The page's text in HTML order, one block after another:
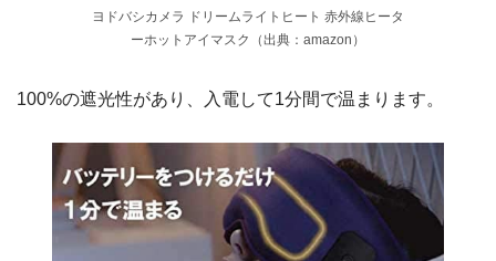
ヨドバシカメラ ドリームライトヒート 赤外線ヒータ
ーホットアイマスク（出典：amazon）
100%の遮光性があり、入電して1分間で温まります。